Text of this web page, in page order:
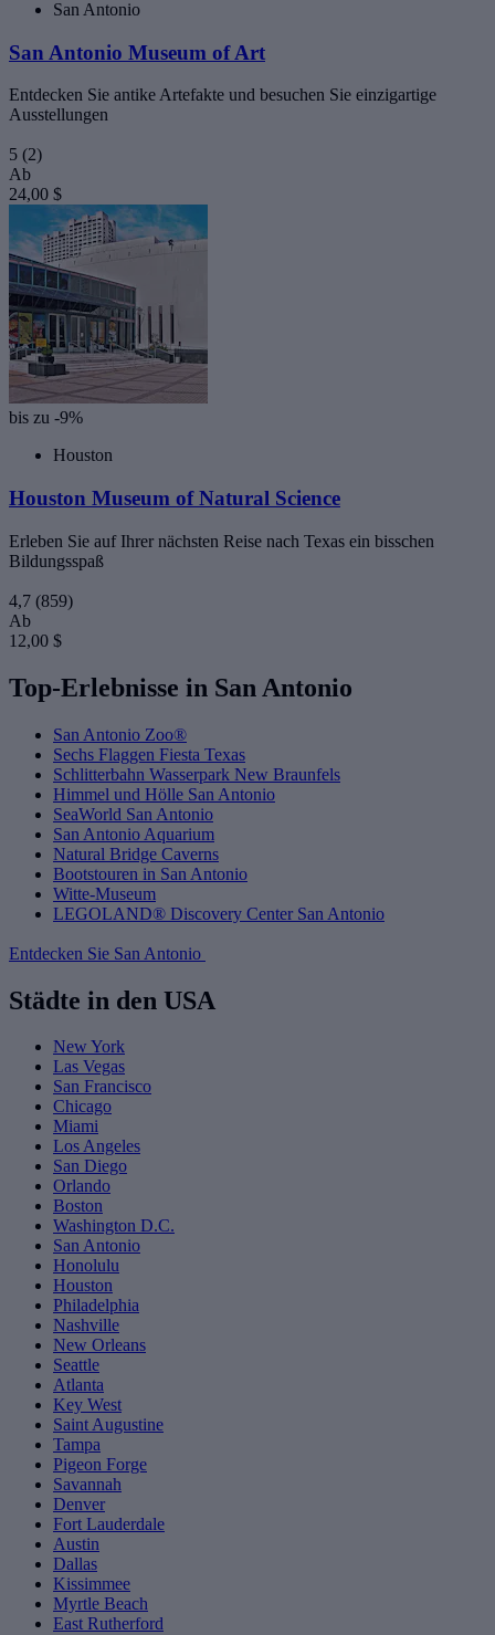
San Antonio
San Antonio Museum of Art
Entdecken Sie antike Artefakte und besuchen Sie einzigartige
Ausstellungen
5 (2)
Ab
24,00 $
bis zu -9%
Houston
Houston Museum of Natural Science
Erleben Sie auf Ihrer nächsten Reise nach Texas ein bisschen
Bildungsspaß
4,7 (859)
Ab
12,00 $
Top-Erlebnisse in San Antonio
San Antonio Zoo®
Sechs Flaggen Fiesta Texas
Schlitterbahn Wasserpark New Braunfels
Himmel und Hölle San Antonio
SeaWorld San Antonio
San Antonio Aquarium
Natural Bridge Caverns
Bootstouren in San Antonio
Witte-Museum
LEGOLAND® Discovery Center San Antonio
Entdecken Sie San Antonio
Städte in den USA
New York
Las Vegas
San Francisco
Chicago
Miami
Los Angeles
San Diego
Orlando
Boston
Washington D.C.
San Antonio
Honolulu
Houston
Philadelphia
Nashville
New Orleans
Seattle
Atlanta
Key West
Saint Augustine
Tampa
Pigeon Forge
Savannah
Denver
Fort Lauderdale
Austin
Dallas
Kissimmee
Myrtle Beach
East Rutherford